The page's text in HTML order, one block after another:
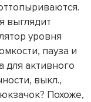
выглядит
уровня
пауза и
для активного
выкл.,
Похоже,